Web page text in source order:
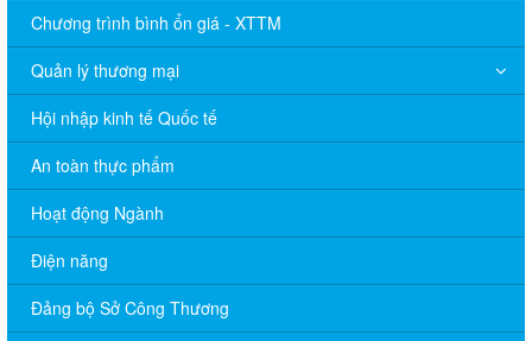
Chương trình bình ổn giá - XTTM
Quản lý thương mại
Hội nhập kinh tế Quốc tế
An toàn thực phẩm
Hoạt động Ngành
Điện năng
Đảng bộ Sở Công Thương